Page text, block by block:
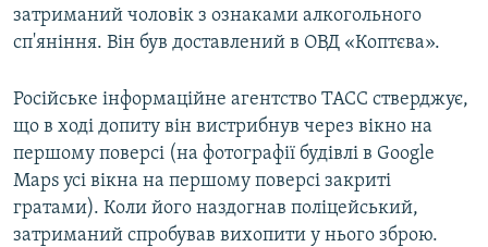
затриманий чоловік з ознаками алкогольного
сп'яніння. Він був доставлений в ОВД «Коптєва».
Російське інформаційне агентство ТАСС стверджує,
що в ході допиту він вистрибнув через вікно на
першому поверсі (на фотографії будівлі в Google
Maps усі вікна на першому поверсі закриті
гратами). Коли його наздогнав поліцейський,
затриманий спробував вихопити у нього зброю.